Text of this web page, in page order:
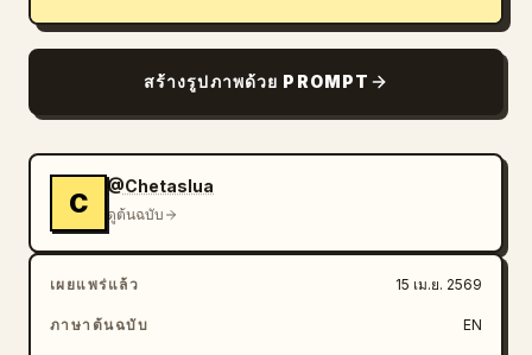
สร้างรูปภาพด้วย PROMPT
C
@Chetaslua
ดูต้นฉบับ
เผยแพร่แล้ว 15 เม.ย. 2569
ภาษาต้นฉบับ EN